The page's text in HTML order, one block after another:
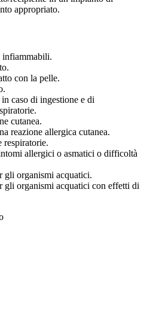
appropriato.
con la pelle.
caso di ingestione e di
cutanea.
reazione allergica cutanea.
respiratorie.
allergici o asmatici o difficoltà
gli organismi acquatici.
gli organismi acquatici con effetti di